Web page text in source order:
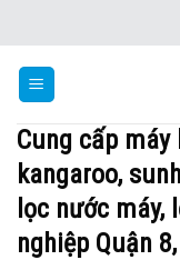
to
content
Cung cấp
kangaroo,
lọc nước máy,
nghiệp Quận